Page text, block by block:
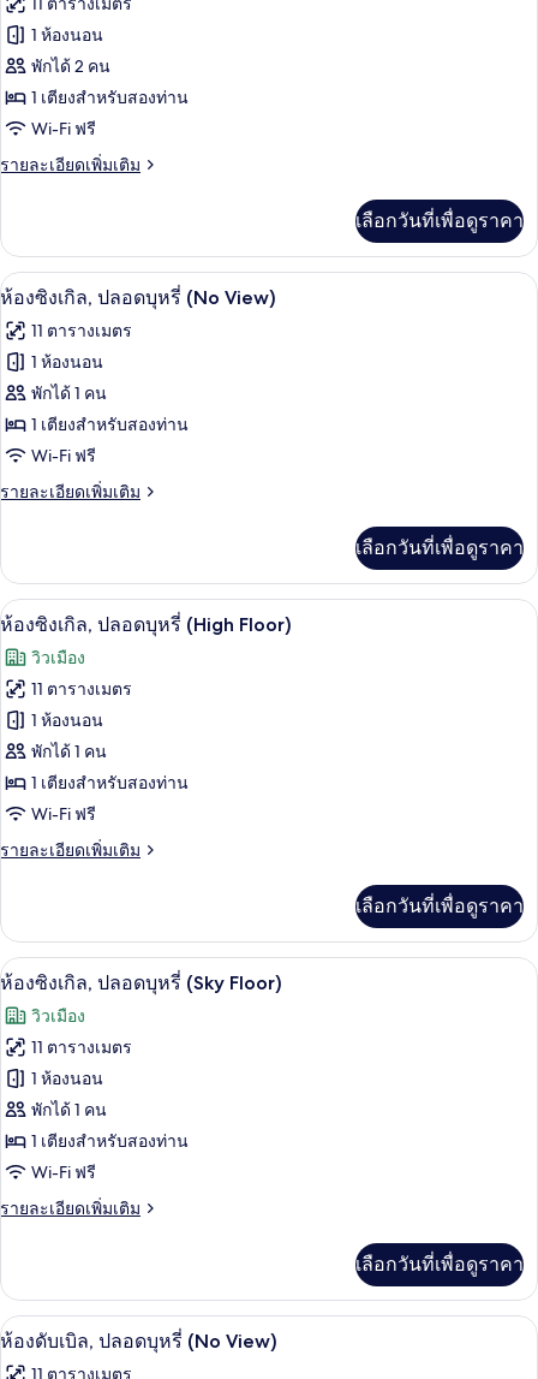
ปลอด
บุหรี่
ทั้งหมด
ของ
ห้อง
ดับเบิล,
ปลอด
1 ห้องนอน
พักได้ 2 คน
1 เตียงสำหรับสองท่าน
Wi-Fi ฟรี
รายละเอียดเพิ่มเติม
ราย
เกี่ยว
กับ
ห้อง
ปลอด
บุหรี่
เลือกวันที่เพื่อดูราคา
เปิด
ภาพถ่าย
ทั้งหมด
ของ
ห้อง
ซิงเกิล,
ปลอด
(No
View)
โต๊ะทำงาน, พื้นที่ทำงานแบบใช้แล็ปท็อ
46
ห้องซิงเกิล, ปลอดบุหรี่ (No View)
11 ตารางเมตร
1 ห้องนอน
พักได้ 1 คน
1 เตียงสำหรับสองท่าน
Wi-Fi ฟรี
รายละเอียดเพิ่มเติม
ราย
เกี่ยว
กับ
ห้อง
ปลอด
บุหรี่
(No
View)
เลือกวันที่เพื่อดูราคา
เปิด
ภาพถ่าย
ทั้งหมด
ของ
ห้อง
ซิงเกิล,
ปลอด
บุหรี่
โต๊ะทำงาน, พื้นที่ทำงานแบบใช้แล็ปท็อ
46
ห้องซิงเกิล, ปลอดบุหรี่ (High Floor)
วิวเมือง
11 ตารางเมตร
1 ห้องนอน
พักได้ 1 คน
1 เตียงสำหรับสองท่าน
Wi-Fi ฟรี
รายละเอียดเพิ่มเติม
ราย
เกี่ยว
กับ
ห้อง
ปลอด
บุหรี่
(High
Floor)
เลือกวันที่เพื่อดูราคา
เปิด
ภาพถ่าย
ทั้งหมด
ของ
ห้อง
ซิงเกิล,
ปลอด
บุหรี่
โต๊ะทำงาน, พื้นที่ทำงานแบบใช้แล็ปท็อ
46
ห้องซิงเกิล, ปลอดบุหรี่ (Sky Floor)
วิวเมือง
11 ตารางเมตร
1 ห้องนอน
พักได้ 1 คน
1 เตียงสำหรับสองท่าน
Wi-Fi ฟรี
รายละเอียดเพิ่มเติม
ราย
เกี่ยว
กับ
ห้อง
เลือกวันที่เพื่อดูราคา
เปิด
ภาพถ่าย
โต๊ะทำงาน, พื้นที่ทำงานแบบใช้แล็ปท็อ
46
ห้องดับเบิล, ปลอดบุหรี่ (No View)
11 ตารางเมตร